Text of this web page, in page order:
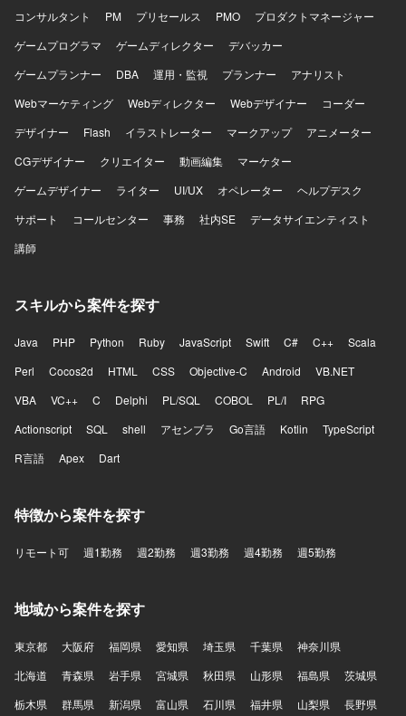
コンサルタント
PM プリセールス PMO
プロダクトマネージャー
ゲームプログラマ
ゲームディレクター
デバッカー
ゲームプランナー
DBA 運用・監視 プランナー
アナリスト
Webマーケティング
Webディレクター Webデザイナー
コーダー
デザイナー
Flash イラストレーター マークアップ
アニメーター
CGデザイナー
クリエイター 動画編集
マーケター
ゲームデザイナー
ライター UI/UX オペレーター
ヘルプデスク
サポート
コールセンター 事務 社内SE
データサイエンティスト
講師
スキルから案件を探す
Java PHP Python Ruby JavaScript Swift C# C++
Scala
Perl
Cocos2d HTML CSS Objective-C Android
VB.NET
VBA
VC++ C Delphi PL/SQL COBOL PL/I
RPG
Actionscript
SQL shell アセンブラ Go言語 Kotlin
TypeScript
R言語
Apex Dart
特徴から案件を探す
リモート可 週1勤務 週2勤務 週3勤務 週4勤務 週5勤務
地域から案件を探す
東京都 大阪府 福岡県 愛知県 埼玉県 千葉県
神奈川県
北海道
青森県 岩手県 宮城県 秋田県 山形県 福島県
茨城県
栃木県
群馬県 新潟県 富山県 石川県 福井県 山梨県 長野県